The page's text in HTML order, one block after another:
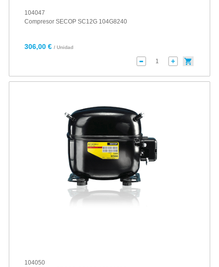
104047
Compresor SECOP SC12G 104G8240
306,00 € / Unidad
104050